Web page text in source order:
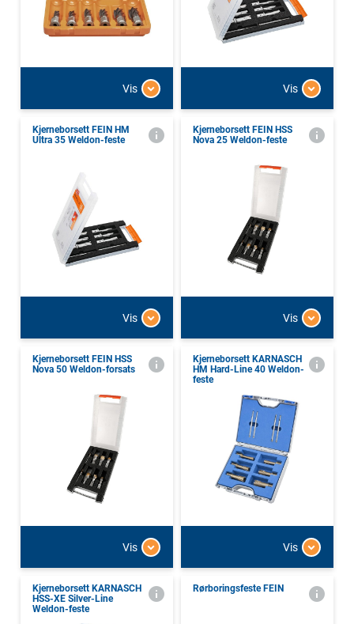
Vis Vis
Kjerneborsett FEIN HM
Ultra 35 Weldon-feste
Vis
Kjerneborsett FEIN HSS
Nova 25 Weldon-feste
Vis
Kjerneborsett FEIN HSS
Nova 50 Weldon-forsats
Vis
Kjerneborsett KARNASCH
HM Hard-Line 40 Weldon-
feste
Vis
Kjerneborsett KARNASCH
HSS-XE Silver-Line
Weldon-feste
Rørboringsfeste FEIN